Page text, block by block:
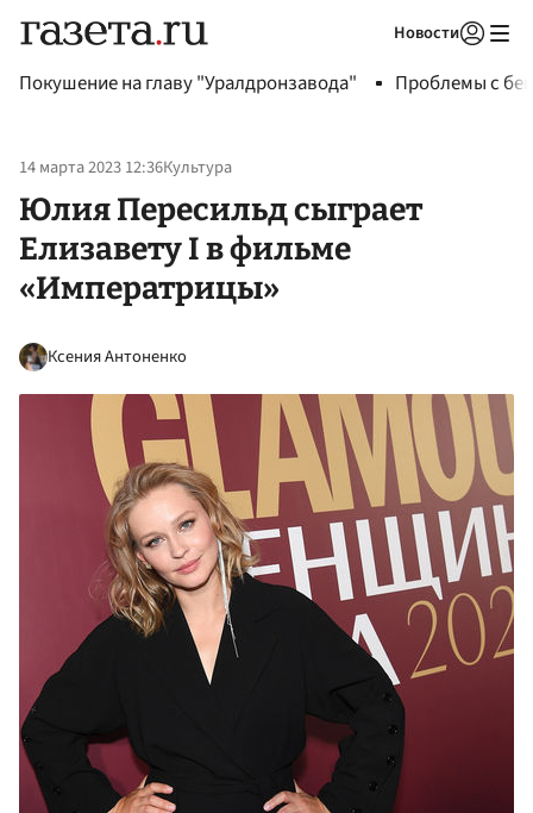
Новости
Покушение на главу "Уралдронзавода" Проблемы с
14 марта 2023 12:36Культура
Юлия Пересильд сыграет
Елизавету I в фильме
«Императрицы»
Ксения Антоненко